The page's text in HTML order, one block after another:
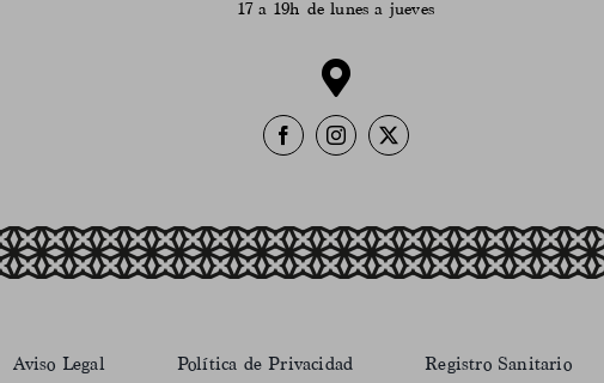
17 a 19h de lunes a jueves
Aviso Legal Política de Privacidad Registro Sanitario